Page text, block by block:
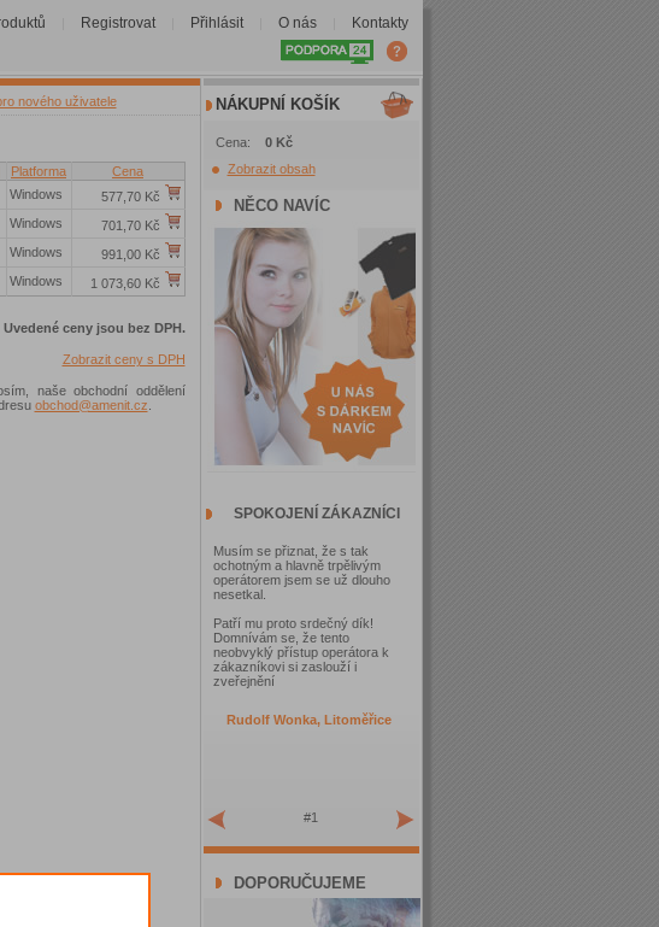
Registrovat Přihlásit O nás Kontakty
nového uživatele
Platforma
Cena
Windows
577,70 Kč
Windows
701,70 Kč
Windows
991,00 Kč
Windows 1 073,60 Kč
Uvedené ceny jsou bez DPH.
Zobrazit ceny s DPH
naše obchodní oddělení
obchod@amenit.cz
NÁKUPNÍ KOŠÍK
Cena: 0 Kč
Zobrazit obsah
NĚCO NAVÍC
SPOKOJENÍ ZÁKAZNÍCI
Musím se přiznat, že s tak
ochotným a hlavně trpělivým
operátorem jsem se už dlouho
nesetkal.
Patří mu proto srdečný dík!
Domnívám se, že tento
neobvyklý přístup operátora k
zákazníkovi si zaslouží i
zveřejnění
Rudolf Wonka, Litoměřice
#1
DOPORUČUJEME